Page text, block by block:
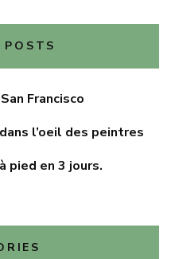
POSTS
Francisco
l’oeil des peintres
pied en 3 jours.